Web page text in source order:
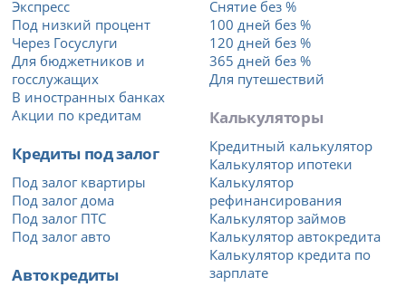
Экспресс
Под низкий процент
Через Госуслуги
Для бюджетников и
госслужащих
В иностранных банках
Акции по кредитам
Кредиты под залог
Под залог квартиры
Под залог дома
Под залог ПТС
Под залог авто
Автокредиты
Снятие без %
100 дней без %
120 дней без %
365 дней без %
Для путешествий
Калькуляторы
Кредитный калькулятор
Калькулятор ипотеки
Калькулятор
рефинансирования
Калькулятор займов
Калькулятор автокредита
Калькулятор кредита по
зарплате